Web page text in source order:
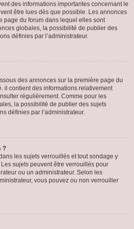
des informations importantes concernant le
être lues dès que possible. Les annonces
page du forum dans lequel elles sont
globales, la possibilité de publier des
définies par l’administrateur.
des annonces sur la première page du
il contient des informations relativement
régulièrement. Comme pour les
la possibilité de publier des sujets
définies par l’administrateur.
?
les sujets verrouillés et tout sondage y
sujets peuvent être verrouillés pour
ou un administrateur. Selon les
vous pouvez ou non verrouiller